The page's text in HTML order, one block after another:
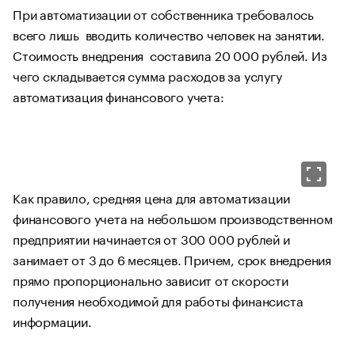
При автоматизации от собственника требовалось
всего лишь вводить количество человек на занятии.
Стоимость внедрения составила 20 000 рублей. Из
чего складывается сумма расходов за услугу
автоматизация финансового учета:
Как правило, средняя цена для автоматизации
финансового учета на небольшом производственном
предприятии начинается от 300 000 рублей и
занимает от 3 до 6 месяцев. Причем, срок внедрения
прямо пропорционально зависит от скорости
получения необходимой для работы финансиста
информации.